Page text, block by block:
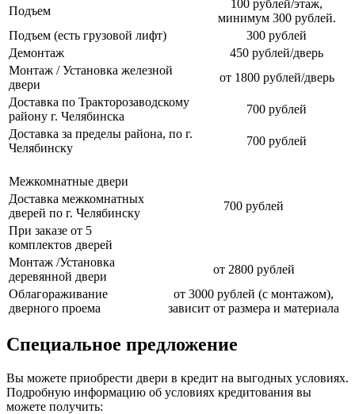
Подъем
100 рублей/этаж,
минимум 300 рублей.
Подъем (есть грузовой лифт)
300 рублей
Демонтаж
450 рублей/дверь
Монтаж / Установка железной
двери
от 1800 рублей/дверь
Доставка по Тракторозаводскому
району г. Челябинска
700 рублей
Доставка за пределы района, по г.
Челябинску
700 рублей
Межкомнатные двери
Доставка межкомнатных
дверей по г. Челябинску
700 рублей
При заказе от 5
комплектов дверей
Монтаж /Установка
деревянной двери
от 2800 рублей
Облагораживание
дверного проема
от 3000 рублей (с монтажом),
зависит от размера и материала
Специальное предложение
Вы можете приобрести двери в кредит на выгодных условиях.
Подробную информацию об условиях кредитования вы
можете получить: